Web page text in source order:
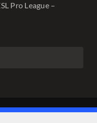
Pro League –